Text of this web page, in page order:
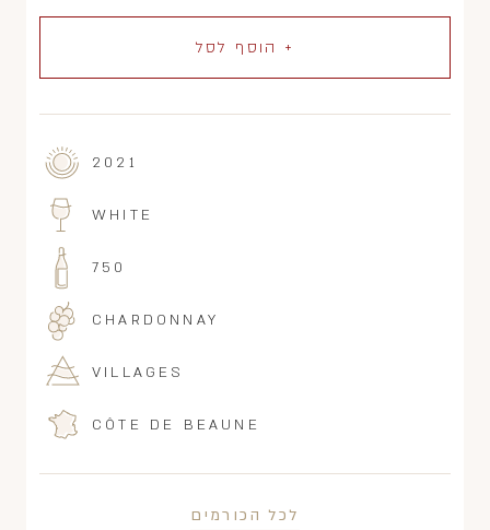
+ הוסף לסל
2021
WHITE
750
CHARDONNAY
VILLAGES
CÔTE DE BEAUNE
לכל הכורמים